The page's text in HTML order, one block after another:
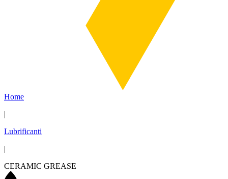
Home
|
Lubrificanti
|
CERAMIC GREASE